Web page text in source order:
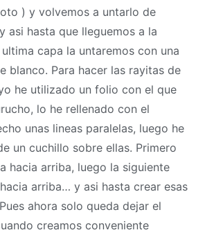
) y volvemos a untarlo de
asi hasta que lleguemos a la
capa la untaremos con una
blanco. Para hacer las rayitas de
he utilizado un folio con el que
lo he rellenado con el
unas lineas paralelas, luego he
un cuchillo sobre ellas. Primero
hacia arriba, luego la siguiente
arriba… y asi hasta crear esas
ahora solo queda dejar el
creamos conveniente